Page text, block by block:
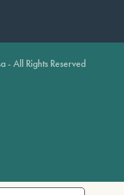
- All Rights Reserved